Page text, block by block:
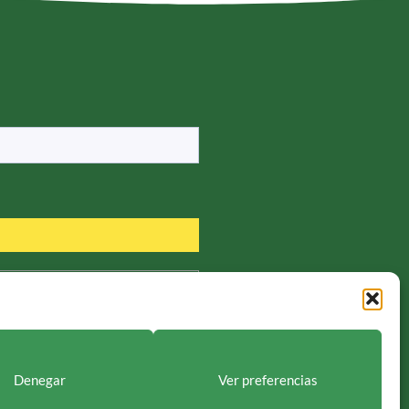
Denegar Ver preferencias
si existe una obligación legal.